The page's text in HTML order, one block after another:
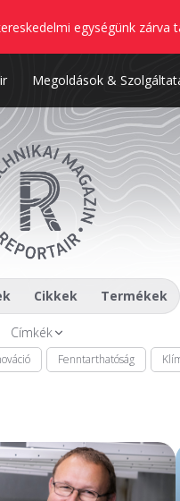
egységünk zárva
Megoldások &
Cikkek Termékek
Címkék
Fenntarthatóság